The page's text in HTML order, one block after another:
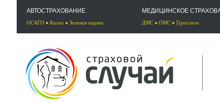
АВТОСТРАХОВАНИЕ
ОСАГО • Каско • Зеленая карта
МЕДИЦИНСКОЕ
ДМС• ОМС• Туристов